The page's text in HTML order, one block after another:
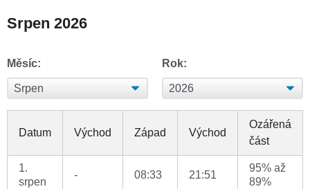
Srpen 2026
Měsíc: Rok:
Datum Východ Západ Východ
Ozářená
část
1.
srpen
- 08:33 21:51
95% až
89%